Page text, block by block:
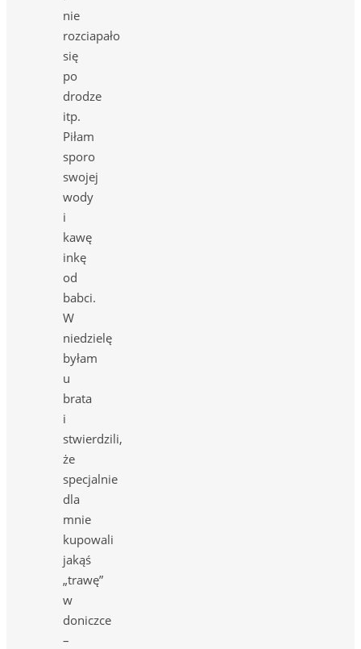
nie
rozciapało
się
po
drodze
itp.
Piłam
sporo
swojej
wody
i
kawę
inkę
od
babci.
W
niedzielę
byłam
u
brata
i
stwierdzili,
że
specjalnie
dla
mnie
kupowali
jakąś
„trawę”
w
doniczce
–